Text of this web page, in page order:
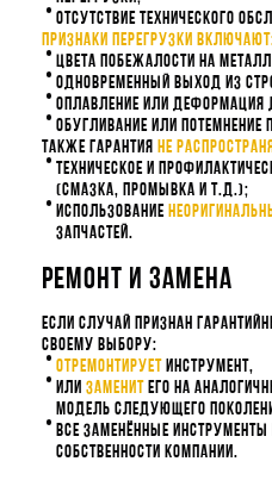
Если случай признан
своему выбору:
Отремонтируетинструмент,
Или заменитего на
модель следующего
Все заменённые
собственности компании.
Ремонт и замена
отсутствие технического
Признаки перегрузки
Цвета побежалости на
Одновременный выход из
Оплавление или деформация
Обугливание или потемнение
Также гарантия не
Техническое и
(смазка, промывка и т.д.);
Использование
запчастей.